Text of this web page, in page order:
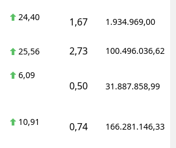
24,40 1,67 1.934.969,00
25,56 2,73 100.496.036,62
6,09
0,50 31.887.858,99
10,91 0,74 166.281.146,33